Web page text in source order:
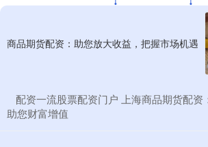
商品期货配资：助您放大收益，把握市场机遇
配资一流股票配资门户 上海商品期货配资
助您财富增值